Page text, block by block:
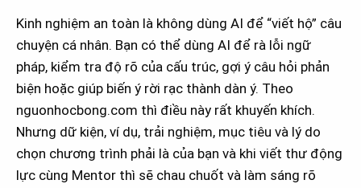
Kinh nghiệm an toàn là không dùng AI để “viết hộ” câu
chuyện cá nhân. Bạn có thể dùng AI để rà lỗi ngữ
pháp, kiểm tra độ rõ của cấu trúc, gợi ý câu hỏi phản
biện hoặc giúp biến ý rời rạc thành dàn ý. Theo
nguonhocbong.com thì điều này rất khuyến khích.
Nhưng dữ kiện, ví dụ, trải nghiệm, mục tiêu và lý do
chọn chương trình phải là của bạn và khi viết thư động
lực cùng Mentor thì sẽ chau chuốt và làm sáng rõ